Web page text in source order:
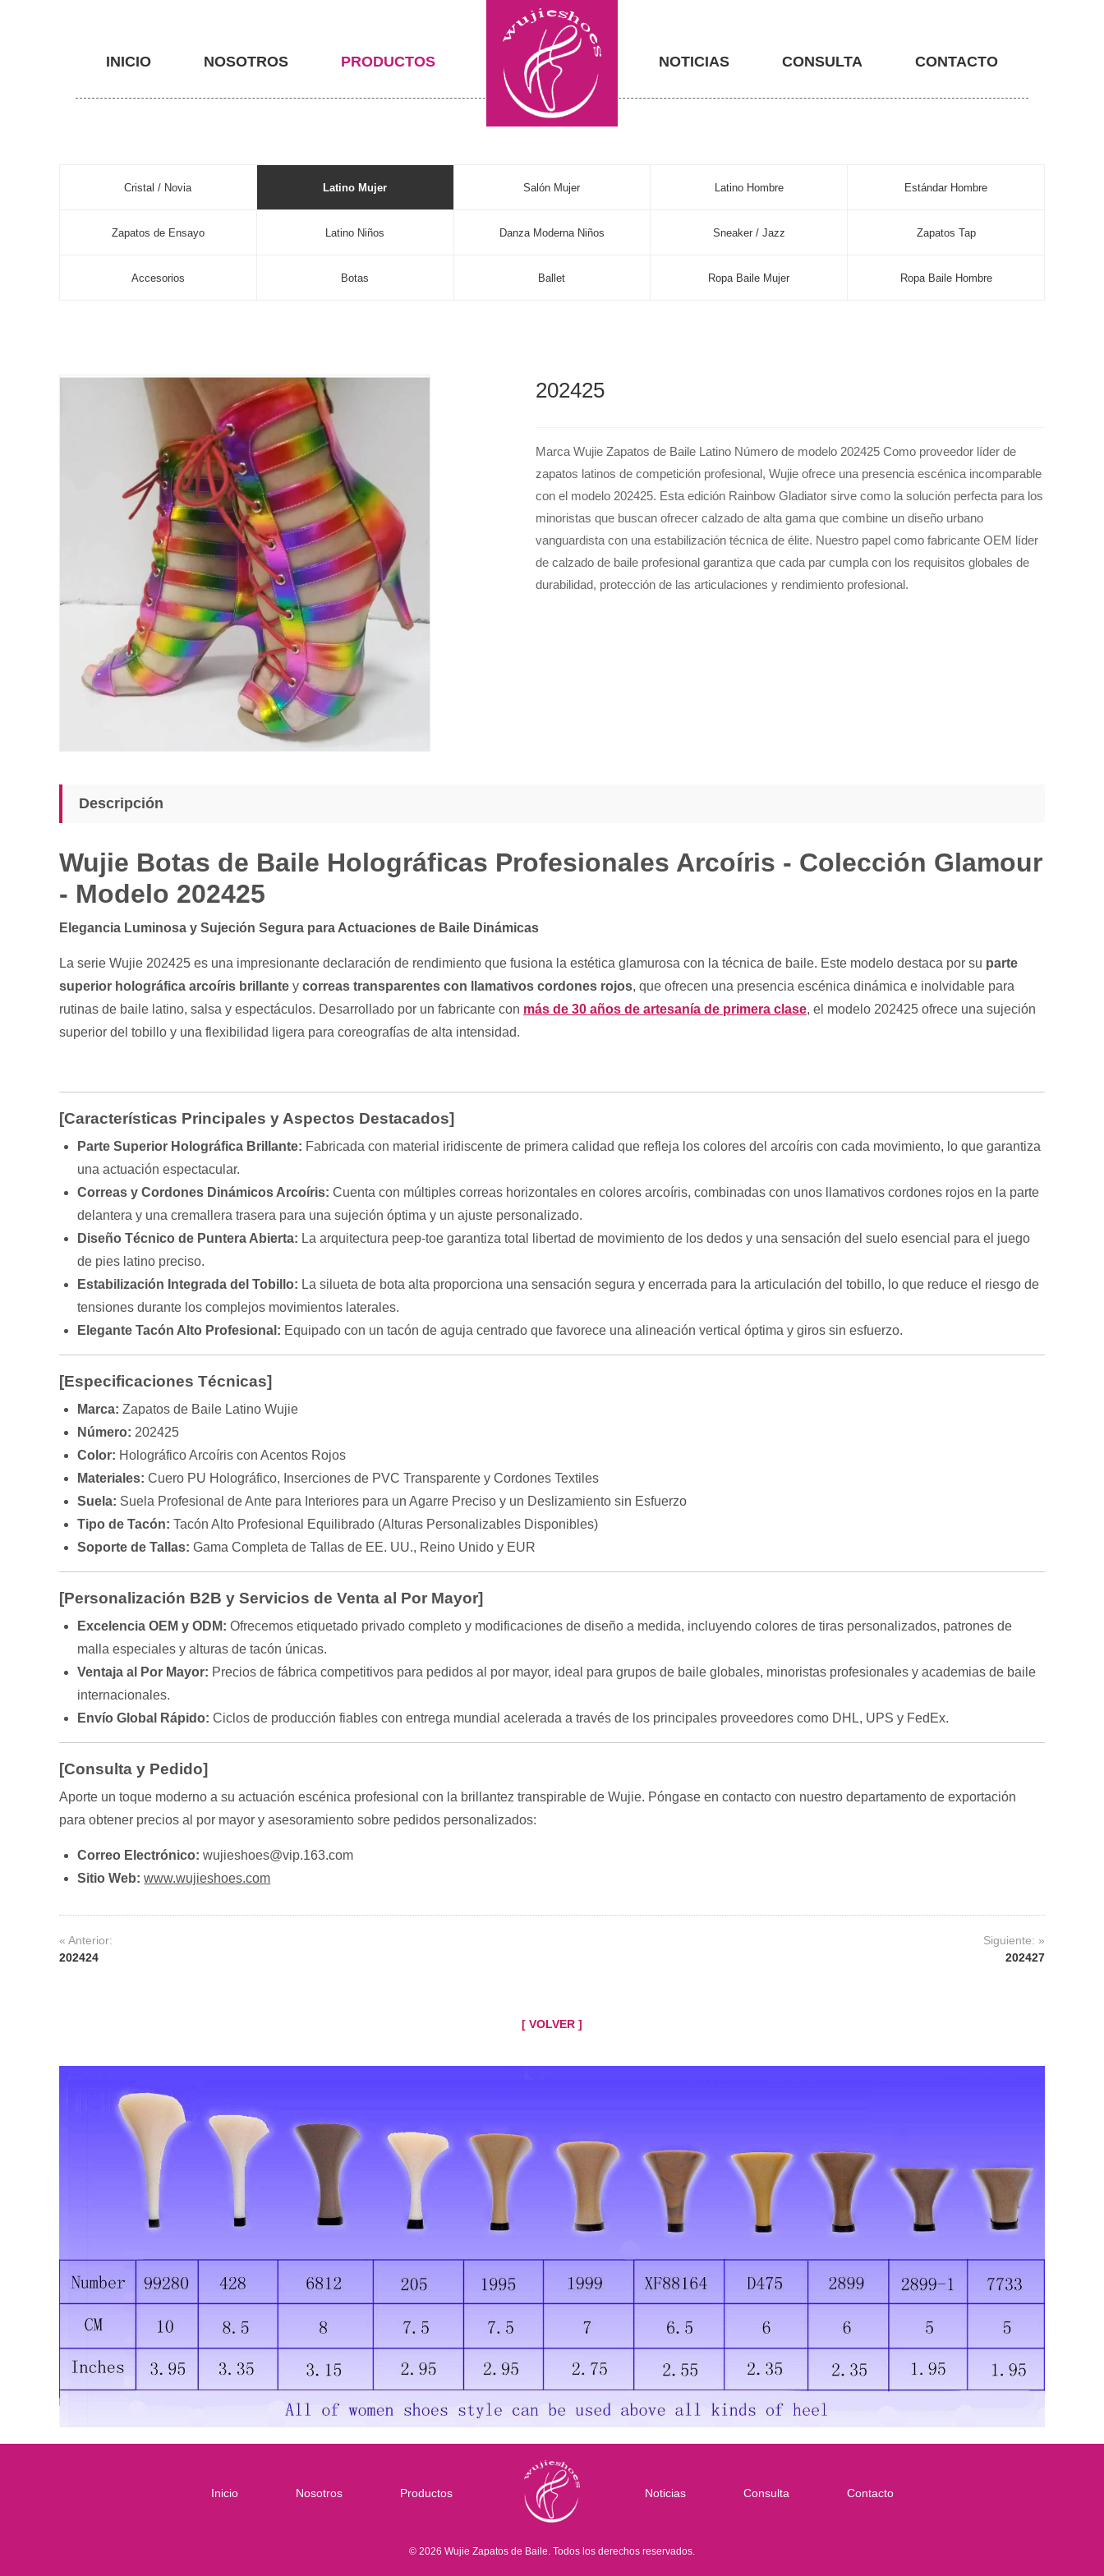
INICIO NOSOTROS PRODUCTOS NOTICIAS CONSULTA CONTACTO
Cristal / Novia Latino Mujer Salón Mujer Latino Hombre Estándar Hombre
Zapatos de Ensayo Latino Niños Danza Moderna Niños Sneaker / Jazz Zapatos Tap
Accesorios Botas Ballet Ropa Baile Mujer Ropa Baile Hombre
202425
Marca Wujie Zapatos de Baile Latino Número de modelo 202425 Como proveedor líder de
zapatos latinos de competición profesional, Wujie ofrece una presencia escénica incomparable
con el modelo 202425. Esta edición Rainbow Gladiator sirve como la solución perfecta para los
minoristas que buscan ofrecer calzado de alta gama que combine un diseño urbano
vanguardista con una estabilización técnica de élite. Nuestro papel como fabricante OEM líder
de calzado de baile profesional garantiza que cada par cumpla con los requisitos globales de
durabilidad, protección de las articulaciones y rendimiento profesional.
Descripción
Wujie Botas de Baile Holográficas Profesionales Arcoíris - Colección Glamour
- Modelo 202425
Elegancia Luminosa y Sujeción Segura para Actuaciones de Baile Dinámicas
La serie Wujie 202425 es una impresionante declaración de rendimiento que fusiona la estética glamurosa con la técnica de baile. Este modelo destaca por su parte
superior holográfica arcoíris brillante y correas transparentes con llamativos cordones rojos, que ofrecen una presencia escénica dinámica e inolvidable para
rutinas de baile latino, salsa y espectáculos. Desarrollado por un fabricante con más de 30 años de artesanía de primera clase, el modelo 202425 ofrece una sujeción
superior del tobillo y una flexibilidad ligera para coreografías de alta intensidad.
[Características Principales y Aspectos Destacados]
Parte Superior Holográfica Brillante: Fabricada con material iridiscente de primera calidad que refleja los colores del arcoíris con cada movimiento, lo que garantiza
una actuación espectacular.
Correas y Cordones Dinámicos Arcoíris: Cuenta con múltiples correas horizontales en colores arcoíris, combinadas con unos llamativos cordones rojos en la parte
delantera y una cremallera trasera para una sujeción óptima y un ajuste personalizado.
Diseño Técnico de Puntera Abierta: La arquitectura peep-toe garantiza total libertad de movimiento de los dedos y una sensación del suelo esencial para el juego
de pies latino preciso.
Estabilización Integrada del Tobillo: La silueta de bota alta proporciona una sensación segura y encerrada para la articulación del tobillo, lo que reduce el riesgo de
tensiones durante los complejos movimientos laterales.
Elegante Tacón Alto Profesional: Equipado con un tacón de aguja centrado que favorece una alineación vertical óptima y giros sin esfuerzo.
[Especificaciones Técnicas]
Marca: Zapatos de Baile Latino Wujie
Número: 202425
Color: Holográfico Arcoíris con Acentos Rojos
Materiales: Cuero PU Holográfico, Inserciones de PVC Transparente y Cordones Textiles
Suela: Suela Profesional de Ante para Interiores para un Agarre Preciso y un Deslizamiento sin Esfuerzo
Tipo de Tacón: Tacón Alto Profesional Equilibrado (Alturas Personalizables Disponibles)
Soporte de Tallas: Gama Completa de Tallas de EE. UU., Reino Unido y EUR
[Personalización B2B y Servicios de Venta al Por Mayor]
Excelencia OEM y ODM: Ofrecemos etiquetado privado completo y modificaciones de diseño a medida, incluyendo colores de tiras personalizados, patrones de
malla especiales y alturas de tacón únicas.
Ventaja al Por Mayor: Precios de fábrica competitivos para pedidos al por mayor, ideal para grupos de baile globales, minoristas profesionales y academias de baile
internacionales.
Envío Global Rápido: Ciclos de producción fiables con entrega mundial acelerada a través de los principales proveedores como DHL, UPS y FedEx.
[Consulta y Pedido]
Aporte un toque moderno a su actuación escénica profesional con la brillantez transpirable de Wujie. Póngase en contacto con nuestro departamento de exportación
para obtener precios al por mayor y asesoramiento sobre pedidos personalizados:
Correo Electrónico: wujieshoes@vip.163.com
Sitio Web: www.wujieshoes.com
« Anterior:
202424
Siguiente: »
202427
[ VOLVER ]
Inicio Nosotros Productos Noticias Consulta Contacto
© 2026 Wujie Zapatos de Baile. Todos los derechos reservados.